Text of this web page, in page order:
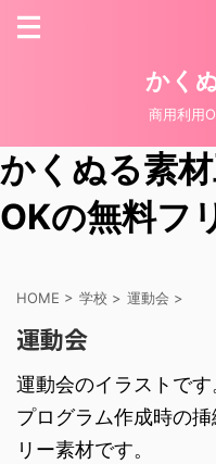
かく
商用利用
かくぬる素
OKの無料フ
HOME > 学校 > 運動会 >
運動会
運動会のイラストです
プログラム作成時の
リー素材です。